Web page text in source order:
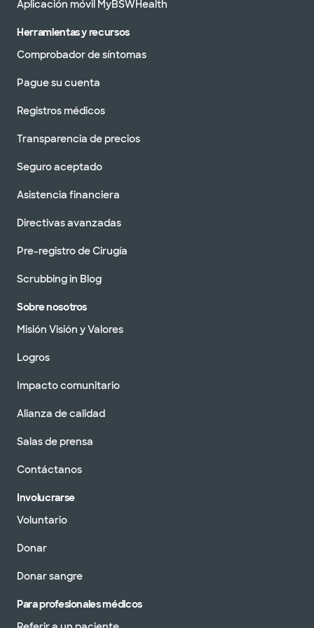
Aplicación móvil MyBSWHealth
Herramientas y recursos
Comprobador de síntomas
Pague su cuenta
Registros médicos
Transparencia de precios
Seguro aceptado
Asistencia financiera
Directivas avanzadas
Pre-registro de Cirugía
Scrubbing in Blog
Sobre nosotros
Misión Visión y Valores
Logros
Impacto comunitario
Alianza de calidad
Salas de prensa
Contáctanos
Involucrarse
Voluntario
Donar
Donar sangre
Para profesionales médicos